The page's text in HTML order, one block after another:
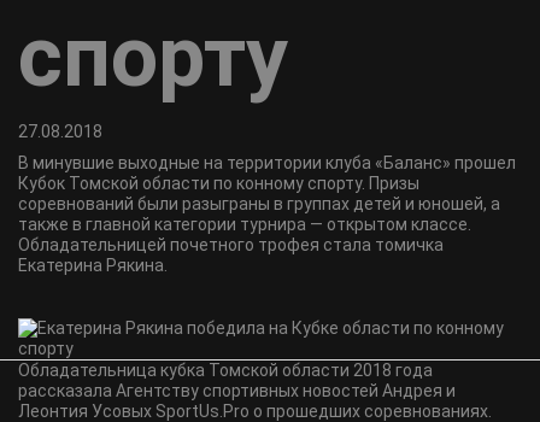
спорту
27.08.2018
В минувшие выходные на территории клуба «Баланс» прошел
Кубок Томской области по конному спорту. Призы
соревнований были разыграны в группах детей и юношей, а
также в главной категории турнира — открытом классе.
Обладательницей почетного трофея стала томичка
Екатерина Рякина.
Обладательница кубка Томской области 2018 года
рассказала Агентству спортивных новостей Андрея и
Леонтия Усовых SportUs.Pro о прошедших соревнованиях.